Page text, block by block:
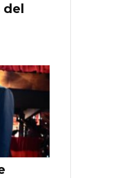
del